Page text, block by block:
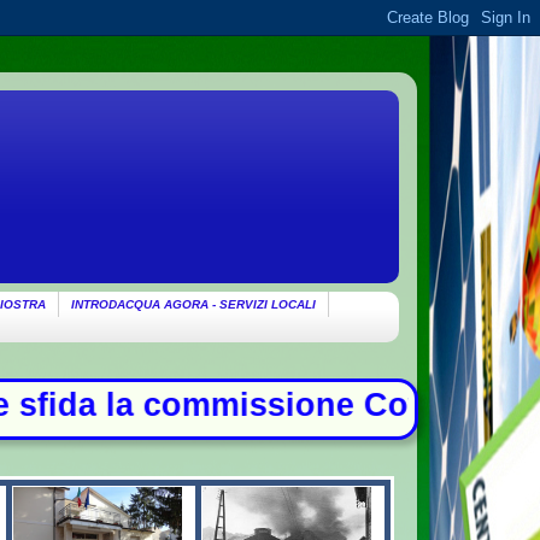
INTRODACQUA AGORA - SERVIZI LOCALI
duello con Meloni